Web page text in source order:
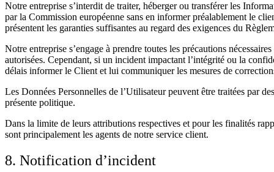
Notre entreprise s’interdit de traiter, héberger ou transférer les
par la Commission européenne sans en informer préalablement le
présentent les garanties suffisantes au regard des exigences du
Notre entreprise s’engage à prendre toutes les précautions
autorisées. Cependant, si un incident impactant l’intégrité ou la
délais informer le Client et lui communiquer les mesures de
Les Données Personnelles de l’Utilisateur peuvent être traitées par
présente politique.
Dans la limite de leurs attributions respectives et pour les finalités
sont principalement les agents de notre service client.
8. Notification d’incident